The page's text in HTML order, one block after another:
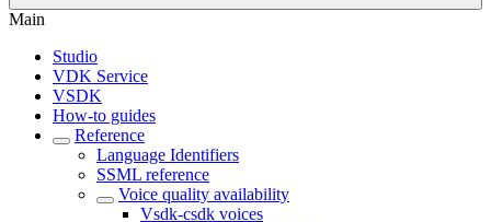
Main
Studio
VDK Service
VSDK
How-to guides
Reference
Language Identifiers
SSML reference
Voice quality availability
Vsdk-csdk voices